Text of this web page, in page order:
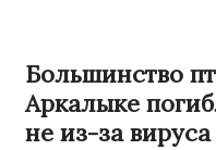
Большинство
Аркалыке
не из-за